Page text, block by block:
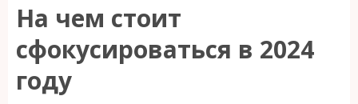
На чем стоит
сфокусироваться в 2024
году